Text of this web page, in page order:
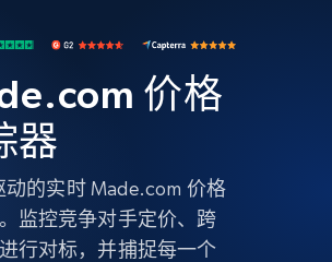
价格
器
动的实时 Made.com 价格
监控竞争对手定价、跨
行对标，并捕捉每一个